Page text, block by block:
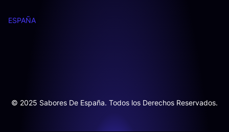
ESPAÑA
© 2025 Sabores De España. Todos los Derechos Reservados.